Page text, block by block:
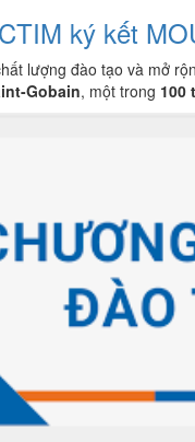
ký kết
lượng đào tạo và mở
Gobain, một trong 100